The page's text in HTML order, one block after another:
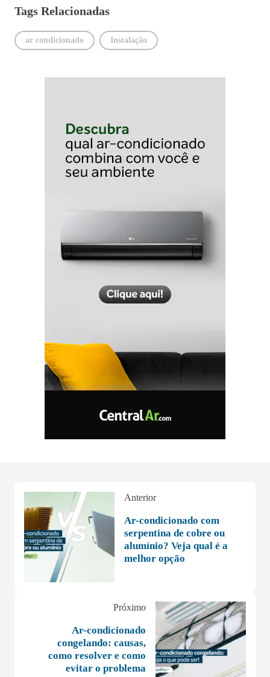
Tags Relacionadas
ar condicionado Instalação
Anterior
Ar-condicionado com
serpentina de cobre ou
alumínio? Veja qual é a
melhor opção
Próximo
Ar-condicionado
congelando: causas,
como resolver e como
evitar o problema